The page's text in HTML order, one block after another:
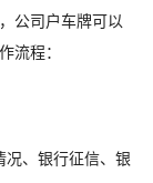
公司户车牌可以
流程：
况、银行征信、银